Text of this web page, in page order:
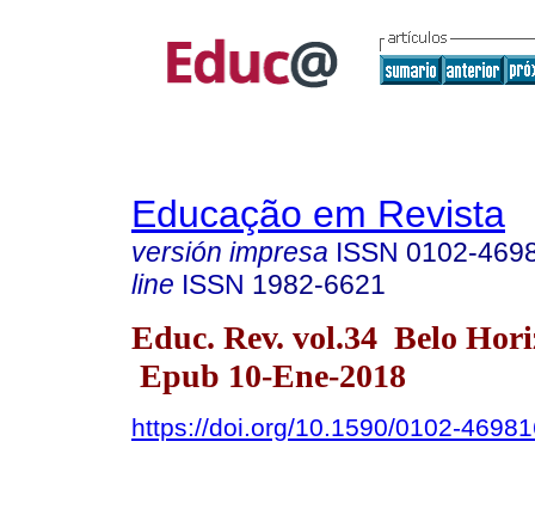
Educação em Revista
versión impresa ISSN 0102-
line ISSN 1982-6621
Educ. Rev. vol.34 Belo
Epub 10-Ene-2018
https://doi.org/10.1590/0102-